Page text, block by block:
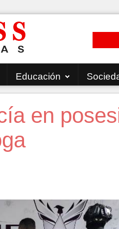
Educación
en